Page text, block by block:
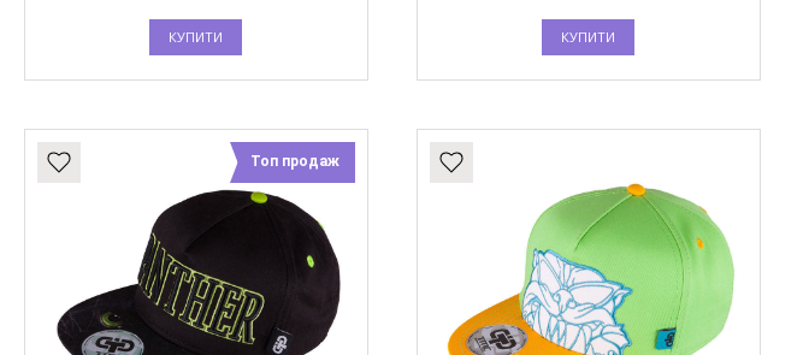
КУПИТИ КУПИТИ
Топ продаж